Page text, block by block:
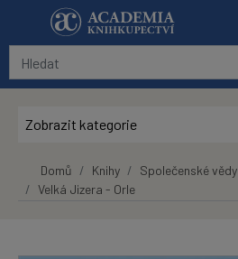
Přeskočit na hlavní obsah
Zobrazit kategorie
Domů Knihy Společenské vědy
Velká Jizera - Orle